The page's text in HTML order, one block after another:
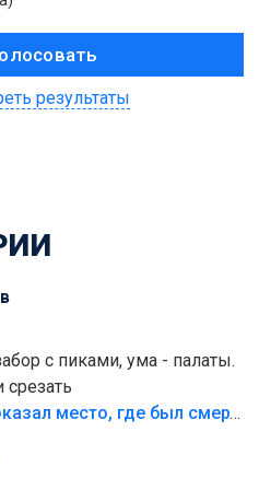
результаты
с пиками, ума - палаты.
срезать
«Попал на пику»: СК показал место, где был смертельно травмирован ребенок в Тольятти